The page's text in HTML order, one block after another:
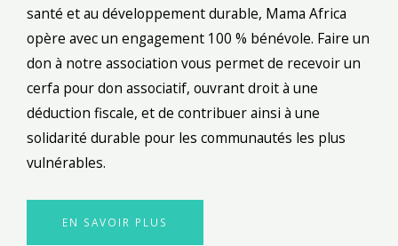
santé et au développement durable, Mama Africa
opère avec un engagement 100 % bénévole. Faire un
don à notre association vous permet de recevoir un
cerfa pour don associatif, ouvrant droit à une
déduction fiscale, et de contribuer ainsi à une
solidarité durable pour les communautés les plus
vulnérables.
EN SAVOIR PLUS